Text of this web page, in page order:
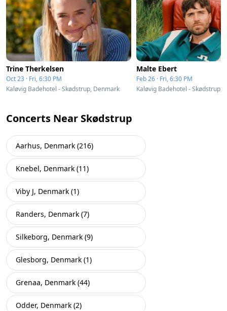
Trine Therkelsen
Oct 23 · Fri, 6:30 PM
Kaløvig Badehotel - Skødstrup, Denmark
Malte Ebert
Feb 26 · Fri, 6:30 PM
Kaløvig Badehotel - Skødstrup,
Concerts Near Skødstrup
Aarhus, Denmark (216)
Knebel, Denmark (11)
Viby J, Denmark (1)
Randers, Denmark (7)
Silkeborg, Denmark (9)
Glesborg, Denmark (1)
Grenaa, Denmark (44)
Odder, Denmark (2)